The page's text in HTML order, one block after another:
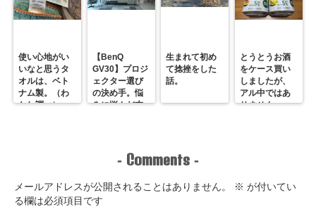
使い心地がい
いなと思うタ
オルは、ベト
ナム製。（わ
たし調べ）
【BenQ
GV30】プロジ
ェクター選び
の決め手。悩
みに悩んだ末
生まれて初め
て捻挫をした
話。
とうとうお酒
をケース買い
しましたが、
アル中ではあ
りません。
- Comments -
メールアドレスが公開されることはありません。 ※ が付いてい
る欄は必須項目です